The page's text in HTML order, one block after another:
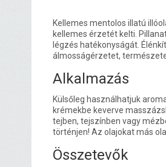
Kellemes mentolos illatú
kellemes érzetét kelti.
légzés hatékonyságát.
álmosságérzetet,
Alkalmazás
Külsőleg használhatjuk
krémekbe keverve
tejben, tejszínben vagy
történjen! Az olajokat más
Összetevők